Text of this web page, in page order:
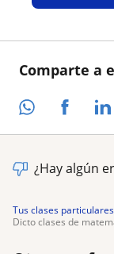
Comparte a
¿Hay algún
Tus clases particulares
dicto clases de